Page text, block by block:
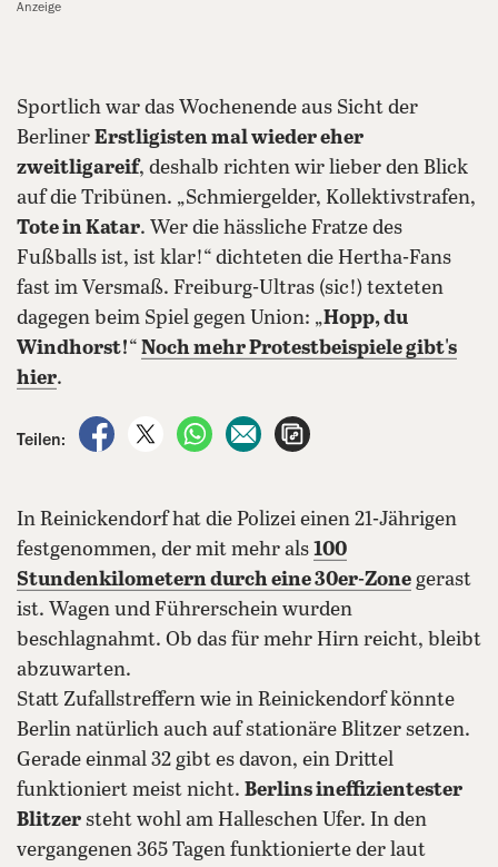
Anzeige
Sportlich war das Wochenende aus Sicht der
Berliner Erstligisten mal wieder eher
zweitligareif, deshalb richten wir lieber den Blick
auf die Tribünen. „Schmiergelder, Kollektivstrafen,
Tote in Katar. Wer die hässliche Fratze des
Fußballs ist, ist klar!“ dichteten die Hertha-Fans
fast im Versmaß. Freiburg-Ultras (sic!) texteten
dagegen beim Spiel gegen Union: „Hopp, du
Windhorst!“ Noch mehr Protestbeispiele gibt's
hier.
Teilen:
auf Facebook teilen
auf X teilenper WhatsApp teilen
per E-Mail teilen
In Reinickendorf hat die Polizei einen 21-Jährigen
festgenommen, der mit mehr als 100
Stundenkilometern durch eine 30er-Zone gerast
ist. Wagen und Führerschein wurden
beschlagnahmt. Ob das für mehr Hirn reicht, bleibt
abzuwarten.
Statt Zufallstreffern wie in Reinickendorf könnte
Berlin natürlich auch auf stationäre Blitzer setzen.
Gerade einmal 32 gibt es davon, ein Drittel
funktioniert meist nicht. Berlins ineffizientester
Blitzer steht wohl am Halleschen Ufer. In den
vergangenen 365 Tagen funktionierte der laut